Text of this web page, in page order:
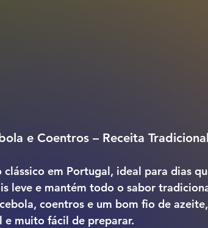
e Coentros – Receita
clássico em Portugal, ideal para dias
leve e mantém todo o sabor
coentros e um bom fio de
e muito fácil de preparar.